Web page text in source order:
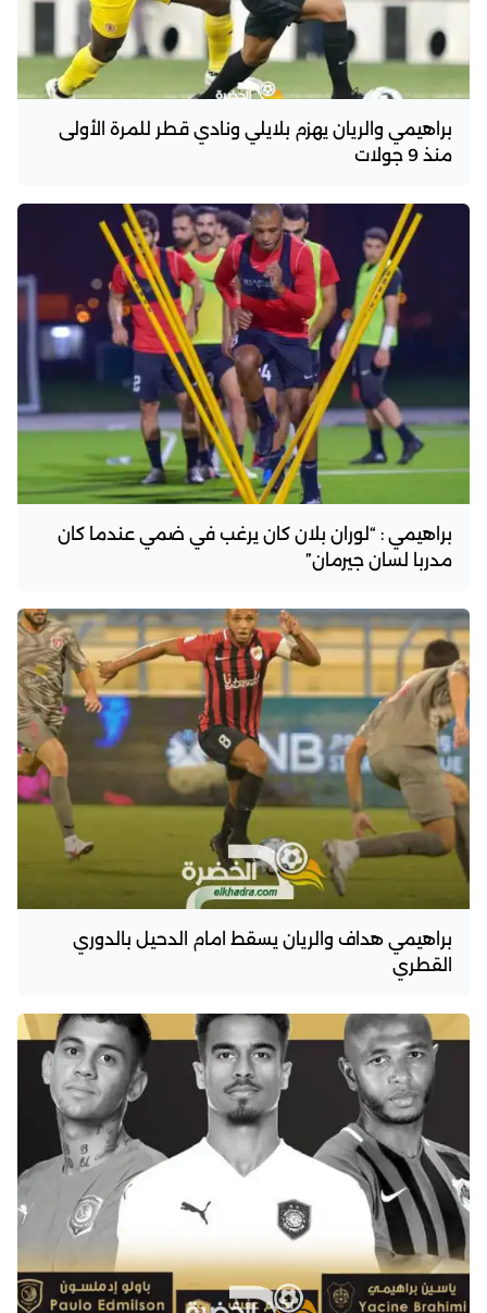
براهيمي والريان يهزم بلايلي ونادي قطر للمرة الأولى
منذ 9 جولات
براهيمي : “لوران بلان كان يرغب في ضمي عندما كان
مدربا لسان جيرمان”
براهيمي هداف والريان يسقط امام الدحيل بالدوري
القطري